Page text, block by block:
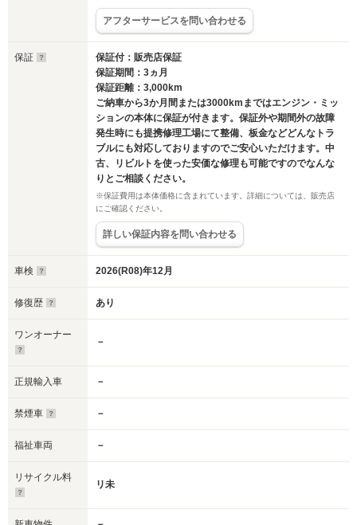
アフターサービスを問い合わせる
保証
保証付：販売店保証
保証期間：3ヵ月
保証距離：3,000km
ご納車から3か月間または3000kmまではエンジン・ミッ
ションの本体に保証が付きます。保証外や期間外の故障
発生時にも提携修理工場にて整備、板金などどんなトラ
ブルにも対応しておりますのでご安心いただけます。中
古、リビルトを使った安価な修理も可能ですのでなんな
りとご相談ください。
※保証費用は本体価格に含まれています。詳細については、販売店
にご確認ください。
詳しい保証内容を問い合わせる
車検 2026(R08)年12月
修復歴 あり
ワンオーナー
－
正規輸入車 －
禁煙車 －
福祉車両 －
リサイクル料
リ未